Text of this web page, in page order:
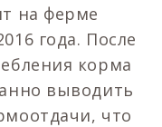
на ферме
года. После
корма
выводить
что